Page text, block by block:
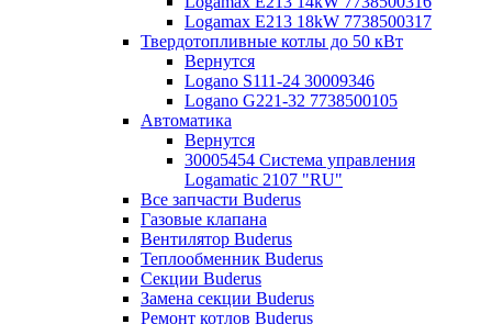
Logamax E213 18kW 7738500317
Твердотопливные котлы до 50 кВт
Вернутся
Logano S111-24 30009346
Logano G221-32 7738500105
Автоматика
Вернутся
30005454 Система управления
Logamatic 2107 "RU"
Все запчасти Buderus
Газовые клапана
Вентилятор Buderus
Теплообменник Buderus
Секции Buderus
Замена секции Buderus
Ремонт котлов Buderus